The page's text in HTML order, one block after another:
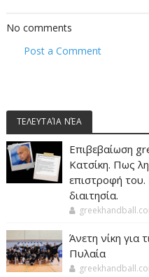
No comments
Post a Comment
ΤΕΛΕΥΤΑΊΑ ΝΈΑ
Επιβεβαίωση
Κατσίκη. Πως
επιστροφή του.
διαιτησία.
Άνετη νίκη για
Πυλαία